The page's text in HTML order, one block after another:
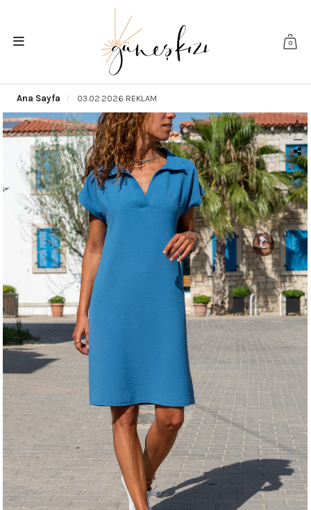
0
Ana Sayfa 03.02.2026 REKLAM
|